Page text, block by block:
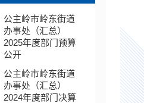
公主岭市岭东街道
办事处（汇总）
2025年度部门预算
公开
公主岭市岭东街道
办事处（汇总）
2024年度部门决算